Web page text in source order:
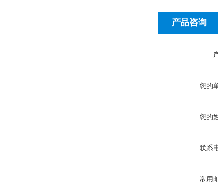
产品咨询
您的
您的
联系
常用